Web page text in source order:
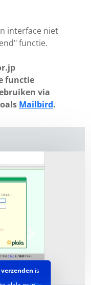
interface niet
functie.
functie
via
Mailbird.
is